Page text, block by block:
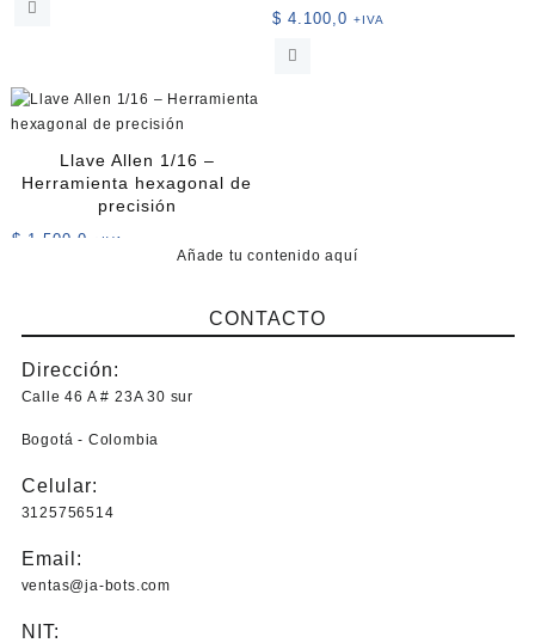
elegir
en
$ 4.100,0 +IVA
Llave Allen 1/16 –
Herramienta hexagonal de
precisión
$ 1.500,0 +IVA
Añade tu contenido aquí
CONTACTO
Dirección:
Calle 46 A # 23A 30 sur
Bogotá - Colombia
Celular:
3125756514
Email:
ventas@ja-bots.com
NIT: